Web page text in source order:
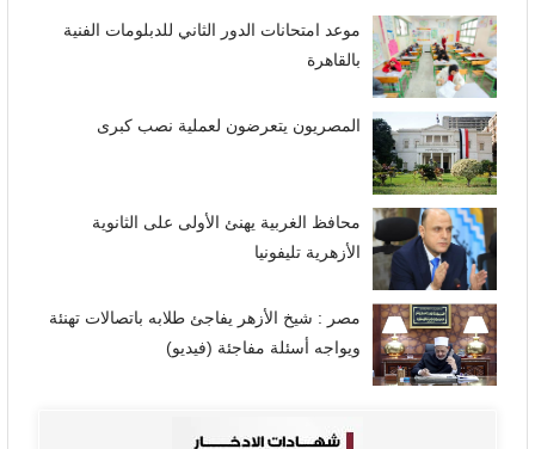
موعد امتحانات الدور الثاني للدبلومات الفنية
بالقاهرة
المصريون يتعرضون لعملية نصب كبرى
محافظ الغربية يهنئ الأولى على الثانوية
الأزهرية تليفونيا
مصر : شيخ الأزهر يفاجئ طلابه باتصالات تهنئة
ويواجه أسئلة مفاجئة (فيديو)